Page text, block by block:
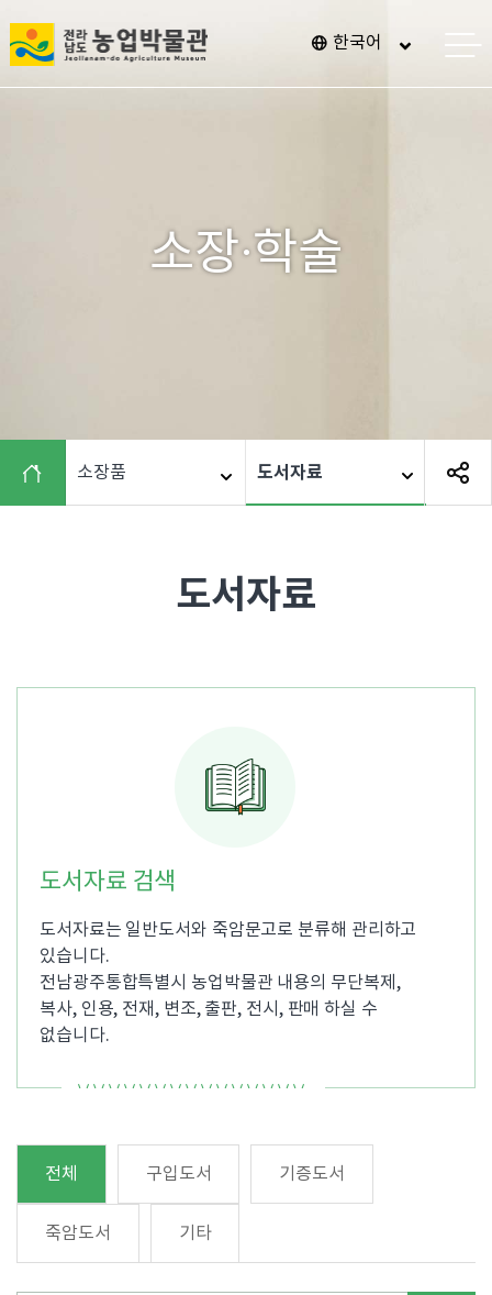
전
남
물
관
"
한국어
메
소장·학술
소장품 도서자료
도서자료
도서자료 검색
도서자료는 일반도서와 죽암문고로 분류해 관리하고
있습니다.
전남광주통합특별시 농업박물관 내용의 무단복제,
복사, 인용, 전재, 변조, 출판, 전시, 판매 하실 수
없습니다.
전체 구입도서 기증도서
죽암도서 기타